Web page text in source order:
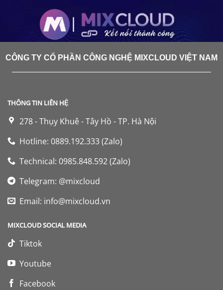
CÔNG TY CỔ PHẦN CÔNG NGHỆ MIXCLOUD VIỆT NAM
THÔNG TIN LIÊN HỆ
278 - Thụy Khuê - Tây Hồ - TP. Hà Nội
Hotline: 0889.192.333 (Zalo)
Technical: 0985.848.592 (Zalo)
Telegram: @mixcloud
Email: info@mixcloud.vn
MIXCLOUD SOCIAL MEDIA
Tiktok
Youtube
Facebook